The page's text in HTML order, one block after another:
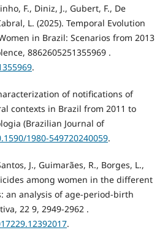
F., Diniz, J., Gubert, F., De
L. (2025). Temporal Evolution
in Brazil: Scenarios from 2013
8862605251355969 .
.
of notifications of
contexts in Brazil from 2011 to
(Brazilian Journal of
1980-549720240059.
J., Guimarães, R., Borges, L.,
among women in the different
an analysis of age-period-birth
22 9, 2949-2962 .
.